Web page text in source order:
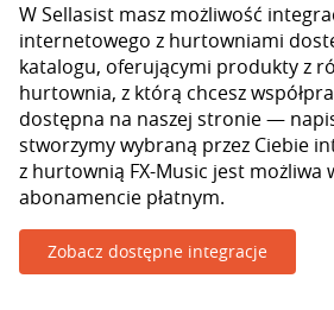
W Sellasist masz możliwość
internetowego z hurtowniami
katalogu, oferującymi produkty z
hurtownia, z którą chcesz
dostępna na naszej stronie —
stworzymy wybraną przez Ciebie
z hurtownią FX-Music jest możliwa
abonamencie płatnym.
Zobacz dostępne integracje